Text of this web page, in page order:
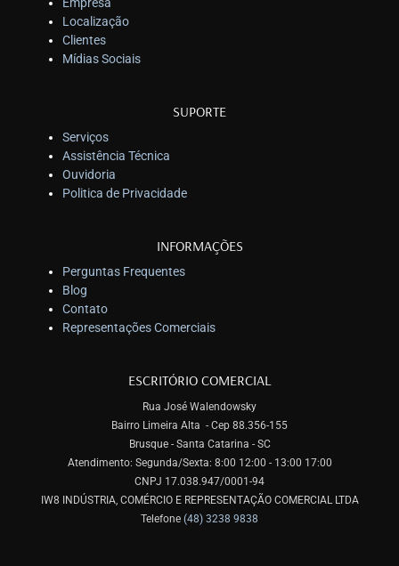
Empresa
Localização
Clientes
Mídias Sociais
SUPORTE
Serviços
Assistência Técnica
Ouvidoria
Politica de Privacidade
INFORMAÇÕES
Perguntas Frequentes
Blog
Contato
Representações Comerciais
ESCRITÓRIO COMERCIAL
Rua José Walendowsky
Bairro Limeira Alta - Cep 88.356-155
Brusque - Santa Catarina - SC
Atendimento: Segunda/Sexta: 8:00 12:00 - 13:00 17:00
CNPJ 17.038.947/0001-94
IW8 INDÚSTRIA, COMÉRCIO E REPRESENTAÇÃO COMERCIAL LTDA
Telefone (48) 3238 9838